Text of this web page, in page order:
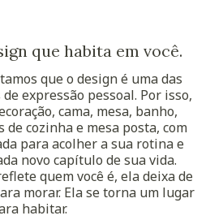
que habita em você.
que o design é uma das
expressão pessoal. Por isso,
cama, mesa, banho,
cozinha e mesa posta, com
para acolher a sua rotina e
novo capítulo de sua vida.
quem você é, ela deixa de
morar. Ela se torna um lugar
habitar.